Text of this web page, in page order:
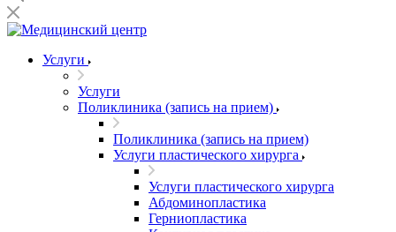
Услуги
Услуги
Поликлиника (запись на прием)
Поликлиника (запись на прием)
Услуги пластического хирурга
Услуги пластического хирурга
Абдоминопластика
Герниопластика